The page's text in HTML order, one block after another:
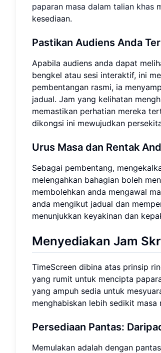
paparan masa dalam talian khas
kesediaan.
Pastikan Audiens Anda
Apabila audiens anda dapat
bengkel atau sesi interaktif, ini
pembentangan rasmi, ia
jadual. Jam yang kelihatan
memastikan perhatian mereka
dikongsi ini mewujudkan
Urus Masa dan Rentak
Sebagai pembentang,
melengahkan bahagian boleh
membolehkan anda mengawal
anda mengikut jadual dan
menunjukkan keyakinan dan
Menyediakan Jam
TimeScreen dibina atas prinsip
yang rumit untuk mencipta
yang ampuh sedia untuk
menghabiskan lebih sedikit
Persediaan Pantas:
Memulakan adalah dengan